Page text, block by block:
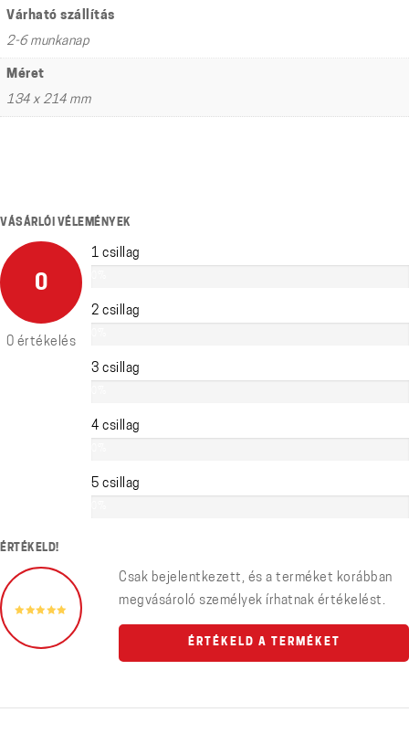
Várható szállítás
2-6 munkanap
Méret
134 x 214 mm
VÁSÁRLÓI VÉLEMÉNYEK
0
0 értékelés
1 csillag
2 csillag
3 csillag
4 csillag
5 csillag
ÉRTÉKELD!
Csak bejelentkezett, és a terméket korábban
megvásároló személyek írhatnak értékelést.
ÉRTÉKELD A TERMÉKET